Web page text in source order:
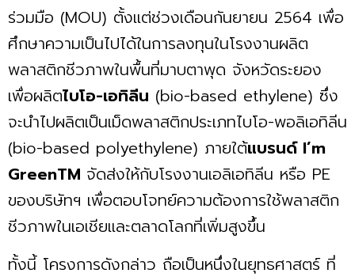
ร่วมมือ (MOU) ตั้งแต่ช่วงเดือนกันยายน 2564 เพื่อ
ศึกษาความเป็นไปได้ในการลงทุนในโรงงานผลิต
พลาสติกชีวภาพในพื้นที่มาบตาพุด จังหวัดระยอง
เพื่อผลิตไบโอ-เอทิลีน (bio-based ethylene) ซึ่ง
จะนำไปผลิตเป็นเม็ดพลาสติกประเภทไบโอ-พอลิเอทิลีน
(bio-based polyethylene) ภายใต้แบรนด์ I’m
GreenTM จัดส่งให้กับโรงงานเอลิเอทิลีน หรือ PE
ของบริษัทฯ เพื่อตอบโจทย์ความต้องการใช้พลาสติก
ชีวภาพในเอเชียและตลาดโลกที่เพิ่มสูงขึ้น
ทั้งนี้ โครงการดังกล่าว ถือเป็นหนึ่งในยุทธศาสตร์ ที่